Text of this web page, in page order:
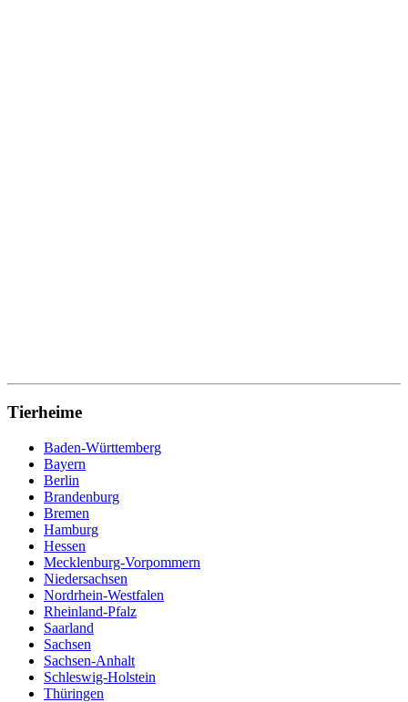
Tierheime
Baden-Württemberg
Bayern
Berlin
Brandenburg
Bremen
Hamburg
Hessen
Mecklenburg-Vorpommern
Niedersachsen
Nordrhein-Westfalen
Rheinland-Pfalz
Saarland
Sachsen
Sachsen-Anhalt
Schleswig-Holstein
Thüringen